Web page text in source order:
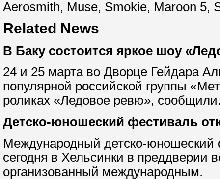
Aerosmith, Muse, Smokie, Maroon 5,
Related News
В Баку состоится яркое шоу
24 и 25 марта во Дворце Гейдара
популярной российской группы
роликах «Ледовое ревю»,
Детско-юношеский фестиваль
Международный детско-юношеский
сегодня в Хельсинки в преддверии
организованный международным.